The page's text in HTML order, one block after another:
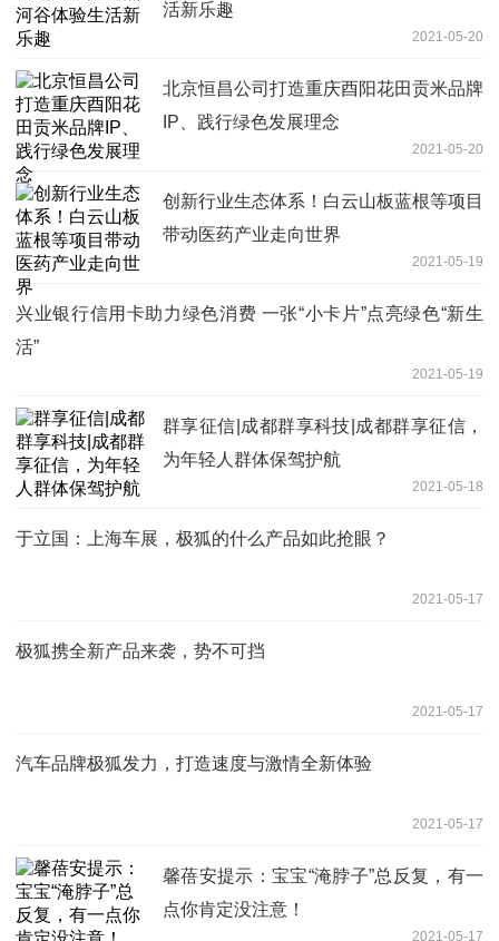
活新乐趣
2021-05-20
北京恒昌公司打造重庆酉阳花田贡米品牌
IP、践行绿色发展理念
2021-05-20
创新行业生态体系！白云山板蓝根等项目
带动医药产业走向世界
2021-05-19
兴业银行信用卡助力绿色消费 一张“小卡片”点亮绿色“新生
活”
2021-05-19
群享征信|成都群享科技|成都群享征信，
为年轻人群体保驾护航
2021-05-18
于立国：上海车展，极狐的什么产品如此抢眼？
2021-05-17
极狐携全新产品来袭，势不可挡
2021-05-17
汽车品牌极狐发力，打造速度与激情全新体验
2021-05-17
馨蓓安提示：宝宝“淹脖子”总反复，有一
点你肯定没注意！
2021-05-17